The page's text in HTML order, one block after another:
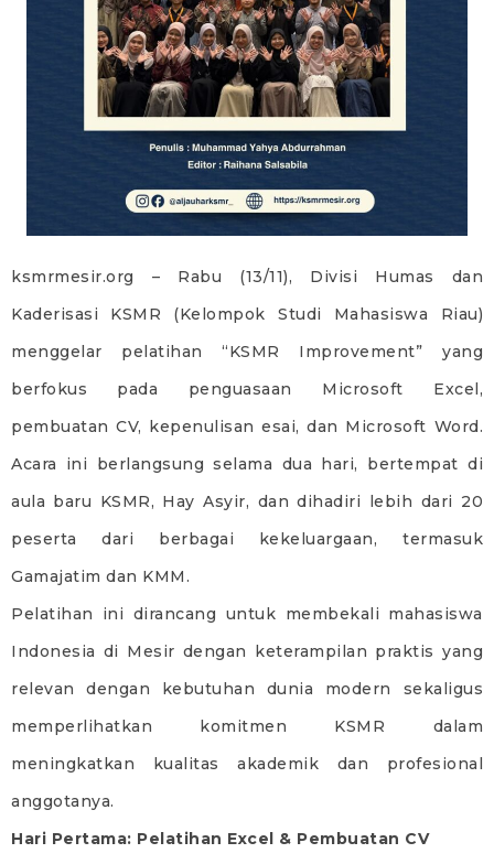
ksmrmesir.org – Rabu (13/11), Divisi Humas dan
Kaderisasi KSMR (Kelompok Studi Mahasiswa Riau)
menggelar pelatihan “KSMR Improvement” yang
berfokus pada penguasaan Microsoft Excel,
pembuatan CV, kepenulisan esai, dan Microsoft Word.
Acara ini berlangsung selama dua hari, bertempat di
aula baru KSMR, Hay Asyir, dan dihadiri lebih dari 20
peserta dari berbagai kekeluargaan, termasuk
Gamajatim dan KMM.
Pelatihan ini dirancang untuk membekali mahasiswa
Indonesia di Mesir dengan keterampilan praktis yang
relevan dengan kebutuhan dunia modern sekaligus
memperlihatkan komitmen KSMR dalam
meningkatkan kualitas akademik dan profesional
anggotanya.
Hari Pertama: Pelatihan Excel & Pembuatan CV